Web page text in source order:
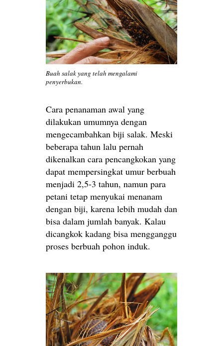
Buah salak yang telah mengalami
penyerbukan.
Cara penanaman awal yang
dilakukan umumnya dengan
mengecambahkan biji salak. Meski
beberapa tahun lalu pernah
dikenalkan cara pencangkokan yang
dapat mempersingkat umur berbuah
menjadi 2,5-3 tahun, namun para
petani tetap menyukai menanam
dengan biji, karena lebih mudah dan
bisa dalam jumlah banyak. Kalau
dicangkok kadang bisa mengganggu
proses berbuah pohon induk.